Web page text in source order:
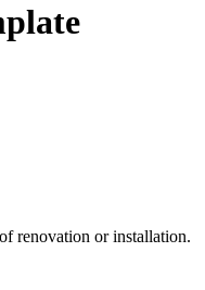
renovation or installation.